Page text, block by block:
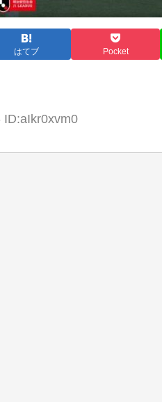
はてブ Pocket
ID:aIkr0xvm0